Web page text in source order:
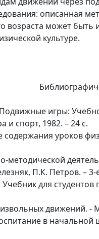
описанная
возраста может
культуре.
игры:
и спорт, 1982. – 24 с.
уроков
П.К. Петров. – 3-
для студентов
движений. -
в